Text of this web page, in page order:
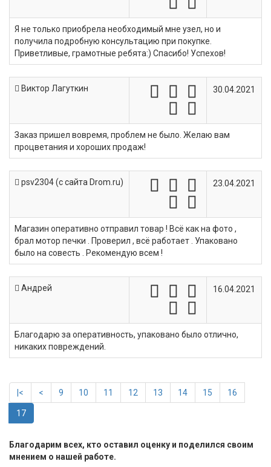
Я не только приобрела необходимый мне узел, но и
получила подробную консультацию при покупке.
Приветливые, грамотные ребята:) Спасибо! Успехов!
Виктор Лагуткин 30.04.2021
Заказ пришел вовремя, проблем не было. Желаю вам
процветания и хороших продаж!
psv2304 (c сайта Drom.ru) 23.04.2021
Магазин оперативно отправил товар ! Всё как на фото ,
брал мотор печки . Проверил , всё работает . Упаковано
было на совесть . Рекомендую всем !
Андрей 16.04.2021
Благодарю за оперативность, упаковано было отлично,
никаких повреждений.
|< < 9 10 11 12 13 14 15 16
17
Благодарим всех, кто оставил оценку и поделился своим
мнением о нашей работе.